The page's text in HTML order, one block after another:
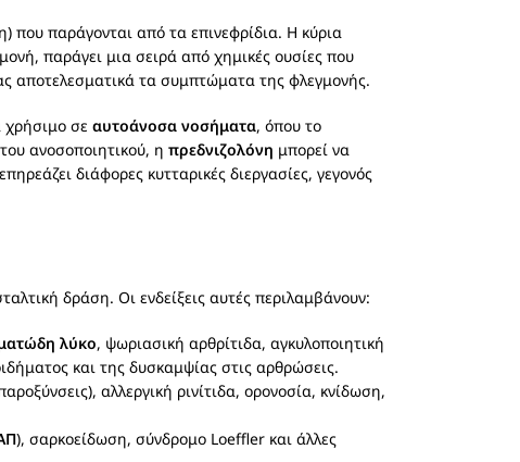
που παράγονται από τα επινεφρίδια. Η κύρια
παράγει μια σειρά από χημικές ουσίες που
αποτελεσματικά τα συμπτώματα της φλεγμονής.
χρήσιμο σε αυτοάνοσα νοσήματα, όπου το
ανοσοποιητικού, η πρεδνιζολόνη μπορεί να
διάφορες κυτταρικές διεργασίες, γεγονός
δράση. Οι ενδείξεις αυτές περιλαμβάνουν:
λύκο, ψωριασική αρθρίτιδα, αγκυλοποιητική
και της δυσκαμψίας στις αρθρώσεις.
αλλεργική ρινίτιδα, ορονοσία, κνίδωση,
), σαρκοείδωση, σύνδρομο Loeffler και άλλες